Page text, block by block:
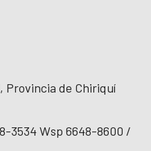
Provincia de Chiriquí
3534 Wsp 6648-8600 /